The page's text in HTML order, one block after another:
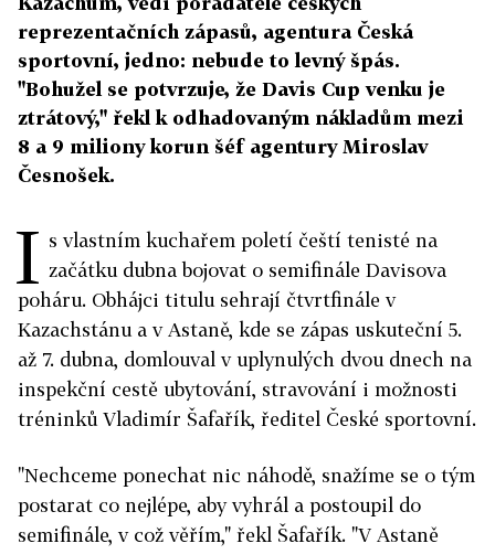
reprezentačních zápasů, agentura Česká
sportovní, jedno: nebude to levný špás.
"Bohužel se potvrzuje, že Davis Cup venku je
ztrátový," řekl k odhadovaným nákladům mezi
8 a 9 miliony korun šéf agentury Miroslav
Česnošek.
I s vlastním kuchařem poletí čeští tenisté na
začátku dubna bojovat o semifinále Davisova
poháru. Obhájci titulu sehrají čtvrtfinále v
Kazachstánu a v Astaně, kde se zápas uskuteční 5.
až 7. dubna, domlouval v uplynulých dvou dnech na
inspekční cestě ubytování, stravování i možnosti
tréninků Vladimír Šafařík, ředitel České sportovní.
"Nechceme ponechat nic náhodě, snažíme se o tým
postarat co nejlépe, aby vyhrál a postoupil do
semifinále, v což věřím," řekl Šafařík. "V Astaně